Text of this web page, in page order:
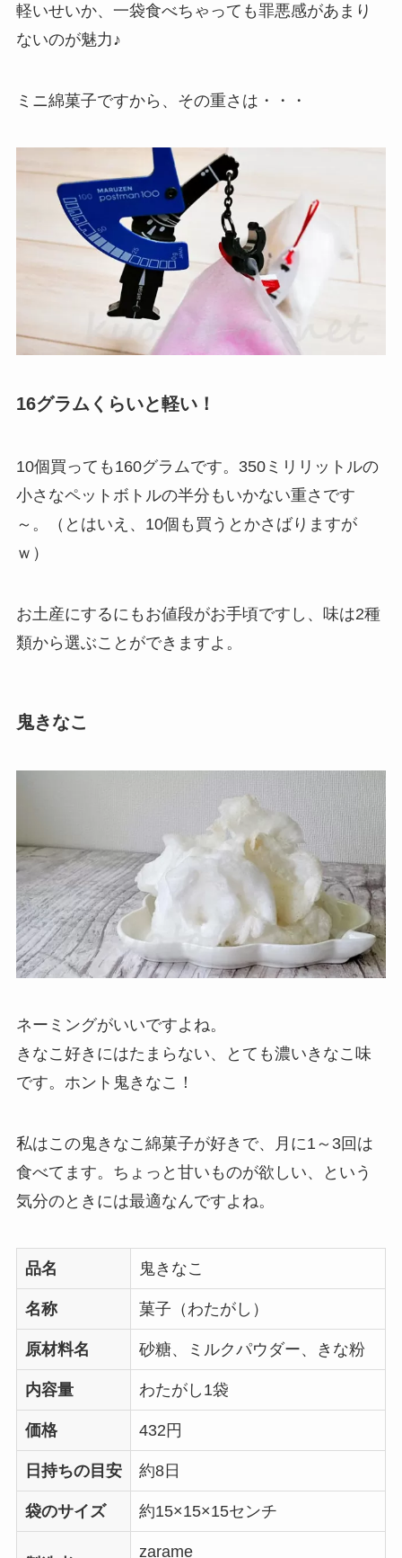
軽いせいか、一袋食べちゃっても罪悪感があまり
ないのが魅力♪
ミニ綿菓子ですから、その重さは・・・
16グラムくらいと軽い！
10個買っても160グラムです。350ミリリットルの
小さなペットボトルの半分もいかない重さです
～。（とはいえ、10個も買うとかさばりますが
ｗ）
お土産にするにもお値段がお手頃ですし、味は2種
類から選ぶことができますよ。
鬼きなこ
ネーミングがいいですよね。
きなこ好きにはたまらない、とても濃いきなこ味
です。ホント鬼きなこ！
私はこの鬼きなこ綿菓子が好きで、月に1～3回は
食べてます。ちょっと甘いものが欲しい、という
気分のときには最適なんですよね。
品名 鬼きなこ
名称 菓子（わたがし）
原材料名 砂糖、ミルクパウダー、きな粉
内容量 わたがし1袋
価格 432円
日持ちの目安 約8日
袋のサイズ 約15×15×15センチ
zarame